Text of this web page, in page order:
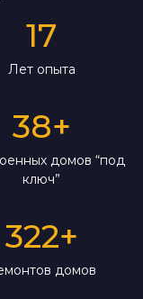
17
Лет опыта
38+
домов “под
ключ”
322+
домов